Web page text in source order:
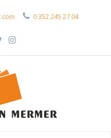
0 352 245 27 04